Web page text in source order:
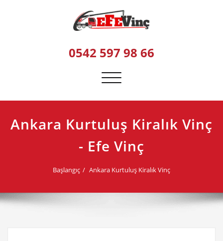
0542 597 98 66
Navigasyonu
Ankara Kurtuluş Kiralık Vinç
- Efe Vinç
Başlangıç Ankara Kurtuluş Kiralık Vinç